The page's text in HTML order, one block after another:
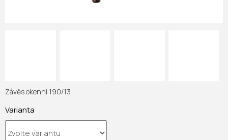
Varianta
Závěs okenní 190/13